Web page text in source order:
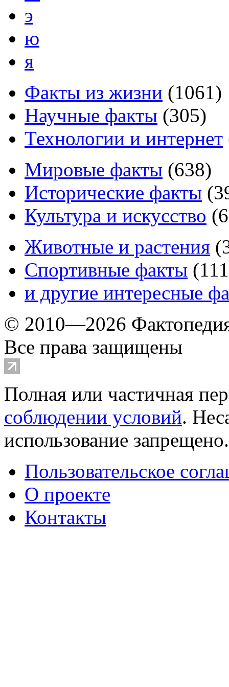
э
ю
я
Факты из жизни (1061)
Научные факты (305)
Технологии и интернет
Мировые факты (638)
Исторические факты (
Культура и искусство (
Животные и растения (
Спортивные факты (111
и другие интересные
© 2010—2026
Все права защищены
Полная или частичная
соблюдении условий.
использование
Пользовательское
О проекте
Контакты